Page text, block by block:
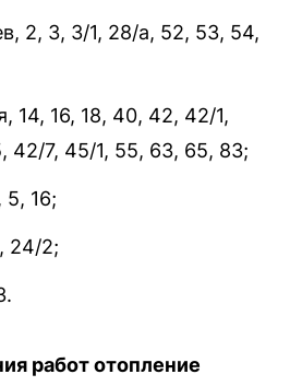
2, 3, 3/1, 28/а, 52, 53, 54,
14, 16, 18, 40, 42, 42/1,
42/7, 45/1, 55, 63, 65, 83;
16;
24/2;
работ отопление